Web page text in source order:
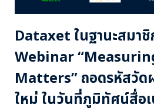
Dataxet ในฐานะสมาชิ
Webinar
Matters” ถอดรหัสวัด
ใหม่ ในวันที่ภูมิทัศน์สื่อ